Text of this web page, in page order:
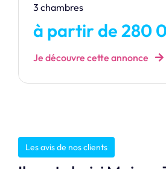
3 chambres
à partir de 280
Je découvre cette annonce
Les avis de nos clients